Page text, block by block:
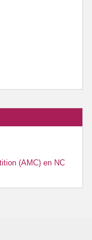
(AMC) en NC